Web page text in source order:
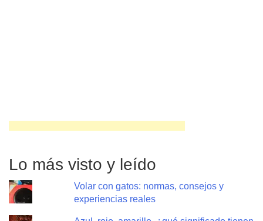
Lo más visto y leído
Volar con gatos: normas, consejos y
experiencias reales